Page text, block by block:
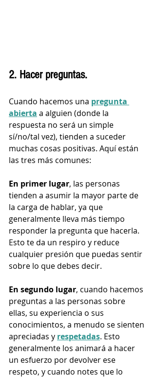
2. Hacer preguntas.
Cuando hacemos una pregunta
abierta a alguien (donde la
respuesta no será un simple
sí/no/tal vez), tienden a suceder
muchas cosas positivas. Aquí están
las tres más comunes:
En primer lugar, las personas
tienden a asumir la mayor parte de
la carga de hablar, ya que
generalmente lleva más tiempo
responder la pregunta que hacerla.
Esto te da un respiro y reduce
cualquier presión que puedas sentir
sobre lo que debes decir.
En segundo lugar, cuando hacemos
preguntas a las personas sobre
ellas, su experiencia o sus
conocimientos, a menudo se sienten
apreciadas y respetadas. Esto
generalmente los animará a hacer
un esfuerzo por devolver ese
respeto, y cuando notes que lo